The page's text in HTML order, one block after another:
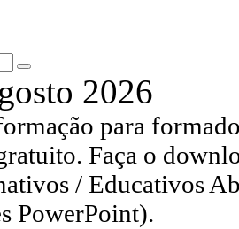
2026
para
Faça o
/ Educativos
PowerPoint).